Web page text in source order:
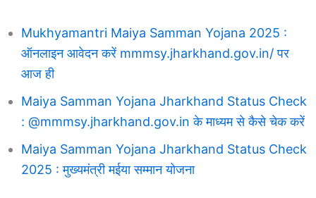
Mukhyamantri Maiya Samman Yojana 2025 :
ऑनलाइन आवेदन करें mmmsy.jharkhand.gov.in/ पर
आज ही
Maiya Samman Yojana Jharkhand Status Check
: @mmmsy.jharkhand.gov.in के माध्यम से कैसे चेक करें
Maiya Samman Yojana Jharkhand Status Check
2025 : मुख्यमंत्री मईया सम्मान योजना